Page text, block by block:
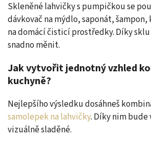
Skleněné lahvičky s pumpičkou se
dávkovač na mýdlo, saponát,
na domácí čisticí prostředky. Díky
snadno měnit.
Jak vytvořit jednotný vzhled
kuchyně?
Nejlepšího výsledku dosáhneš
samolepek na lahvičky. Díky nim bude
vizuálně sladěné.